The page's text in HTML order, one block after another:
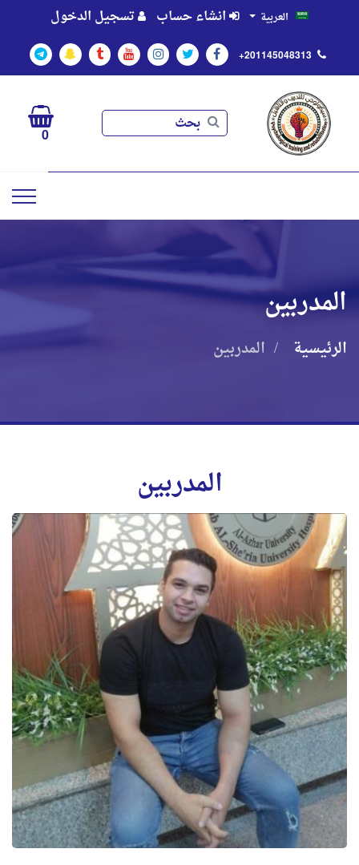
العربية انشاء حساب تسجيل الدخول
+201145048313
بحث 0
المدربين
الرئيسية المدربين
المدربين